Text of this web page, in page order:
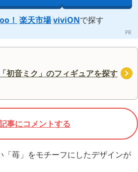
！ 楽天市場 viviONで探す
「初音ミク」のフィギュアを探す
事にコメントする
「苺」をモチーフにしたデザインが